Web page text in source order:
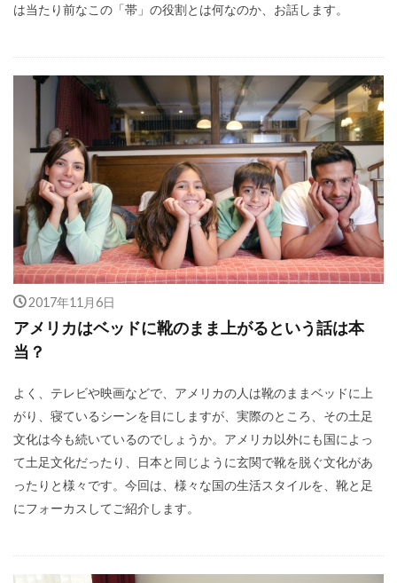
は当たり前なこの「帯」の役割とは何なのか、お話します。
2017年11月6日
アメリカはベッドに靴のまま上がるという話は本
当？
よく、テレビや映画などで、アメリカの人は靴のままベッドに上
がり、寝ているシーンを目にしますが、実際のところ、その土足
文化は今も続いているのでしょうか。アメリカ以外にも国によっ
て土足文化だったり、日本と同じように玄関で靴を脱ぐ文化があ
ったりと様々です。今回は、様々な国の生活スタイルを、靴と足
にフォーカスしてご紹介します。